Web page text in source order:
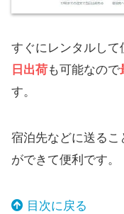
すぐにレンタルして
日出荷も可能なので
す。
宿泊先などに送るこ
ができて便利です。
目次に戻る